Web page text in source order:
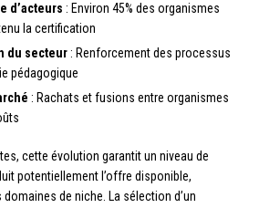
d’acteurs : Environ 45% des organismes
la certification
du secteur : Renforcement des processus
pédagogique
: Rachats et fusions entre organismes
cette évolution garantit un niveau de
potentiellement l’offre disponible,
de niche. La sélection d’un